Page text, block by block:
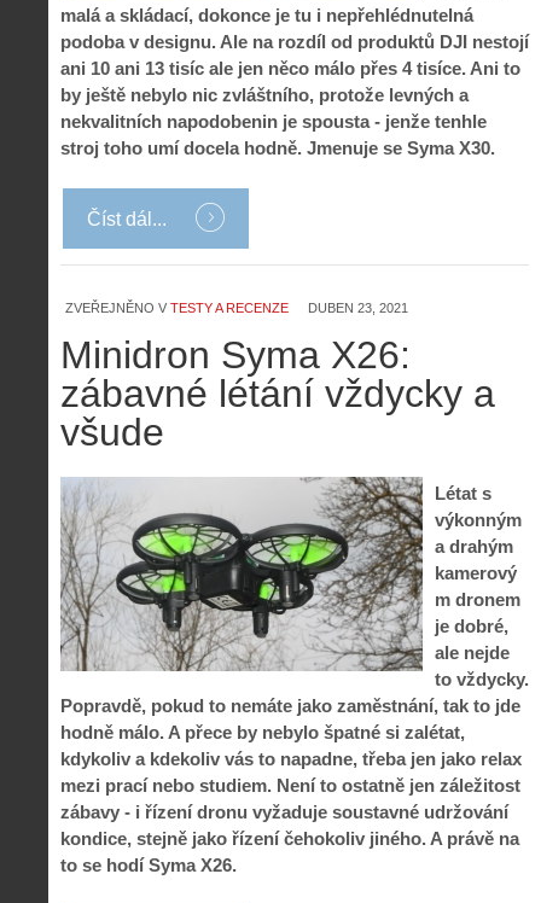
malá a skládací, dokonce je tu i nepřehlédnutelná
podoba v designu. Ale na rozdíl od produktů DJI nestojí
ani 10 ani 13 tisíc ale jen něco málo přes 4 tisíce. Ani to
by ještě nebylo nic zvláštního, protože levných a
nekvalitních napodobenin je spousta - jenže tenhle
stroj toho umí docela hodně. Jmenuje se Syma X30.
Číst dál...
ZVEŘEJNĚNO V TESTY A RECENZE DUBEN 23, 2021
Minidron Syma X26:
zábavné létání vždycky a
všude
Létat s
výkonným
a drahým
kamerový
m dronem
je dobré,
ale nejde
to vždycky.
Popravdě, pokud to nemáte jako zaměstnání, tak to jde
hodně málo. A přece by nebylo špatné si zalétat,
kdykoliv a kdekoliv vás to napadne, třeba jen jako relax
mezi prací nebo studiem. Není to ostatně jen záležitost
zábavy - i řízení dronu vyžaduje soustavné udržování
kondice, stejně jako řízení čehokoliv jiného. A právě na
to se hodí Syma X26.